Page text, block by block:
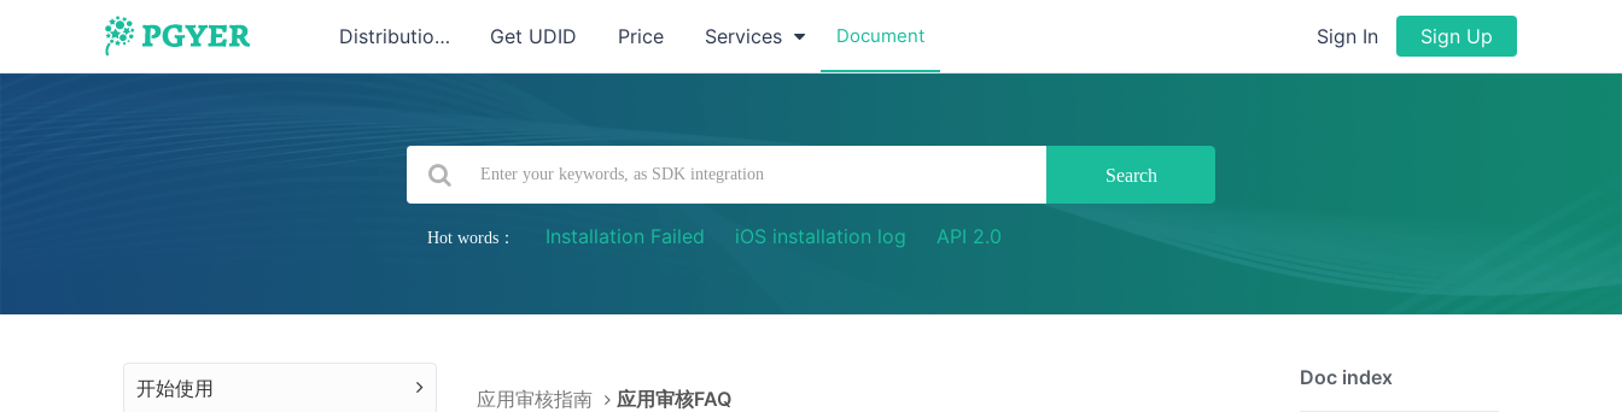
Distribution Get UDID Price Services Document Sign In Sign Up
Search
Hot words： Installation Failed iOS installation log API 2.0
开始使用 应用审核指南 应用审核FAQ
Doc index